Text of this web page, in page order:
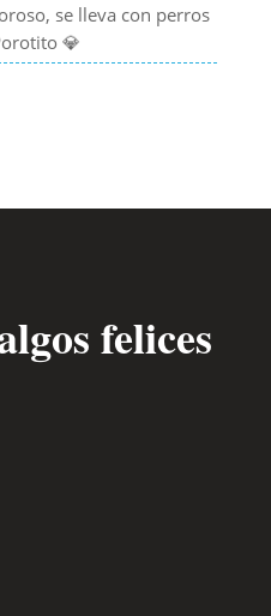
se lleva con perros
💎
felices